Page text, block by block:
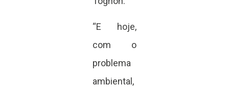
“E hoje,
com o
problema
ambiental,